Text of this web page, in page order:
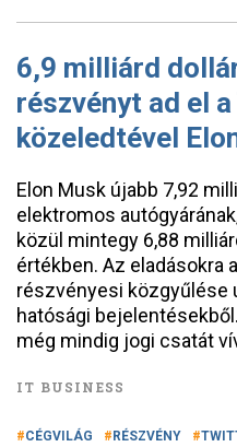
6,9 milliárd
részvényt ad el
közeledtével
Elon Musk újabb 7,92
elektromos
közül mintegy 6,88
értékben. Az eladásokra
részvényesi közgyűlése
hatósági
még mindig jogi csatát
IT BUSINESS
CÉGVILÁG RÉSZVÉNY